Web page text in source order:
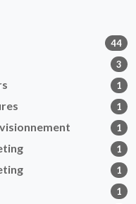
44
3
1
1
1
1
1
1